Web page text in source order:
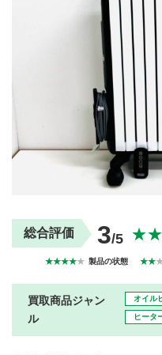
買
初めての方へ
運営会社
取り組み
梱包
ガイド
総合評価 3/5
★★★★★ 製品の状態 ★★
買取商品ジャン
ル
オイル
ヒータ